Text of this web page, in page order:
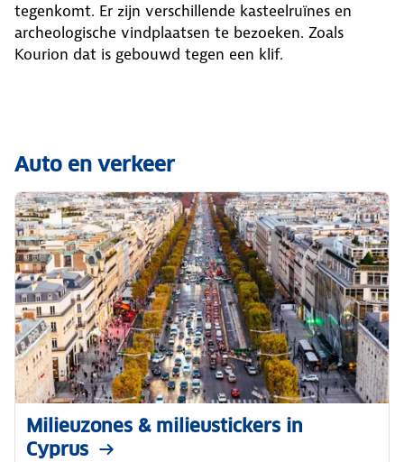
tegenkomt. Er zijn verschillende kasteelruïnes en
archeologische vindplaatsen te bezoeken. Zoals
Kourion dat is gebouwd tegen een klif.
Auto en verkeer
Milieuzones & milieustickers in
Cyprus